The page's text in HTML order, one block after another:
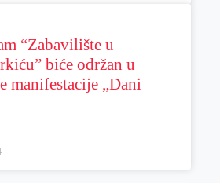
“Zabavilište u
biće održan u
manifestacije „Dani